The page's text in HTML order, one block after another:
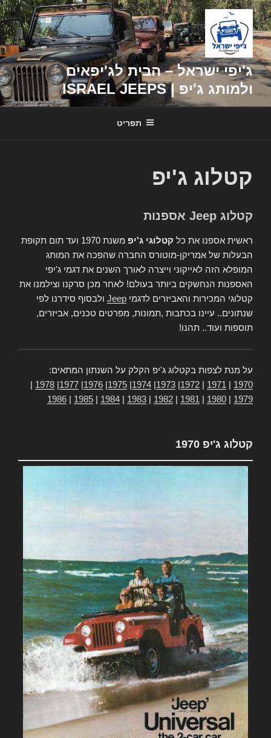
דילוג
לתוכן
ג'יפי ישראל – הבית לג'יפאים
ולמותג ג'יפ | ISRAEL JEEPS
תפריט
קטלוג ג'יפ
קטלוג Jeep אספנות
ראשית אספנו את כל קטלוגי ג'יפ
משנת 1970 ועד תום תקופת
הבעלות של אמריקן-מוטורס החברה שהפכה את המותג
המופלא הזה לאייקוני וייצרה לאורך השנים את דגמי ג'יפי
האספנות הנחשקים ביותר בעולם! לאחר מכן סרקנו וצילמנו את
קטלוגי המכירות והאביזרים לדגמי Jeep ולבסוף סידרנו לפי
שנתונים.. עיינו בכתבות ,תמונות, מפרטים טכנים, אביזרים,
תוספות ועוד.. תהנו!
על מנת לצפות בקטלוג ג'יפ הקלק על השנתון המתאים:
1970
1971
1972
1973
1974
1975
1976
1977
1978
1979
1980
1981
1982
1983
1984
1985
1986
קטלוג ג'יפ 1970